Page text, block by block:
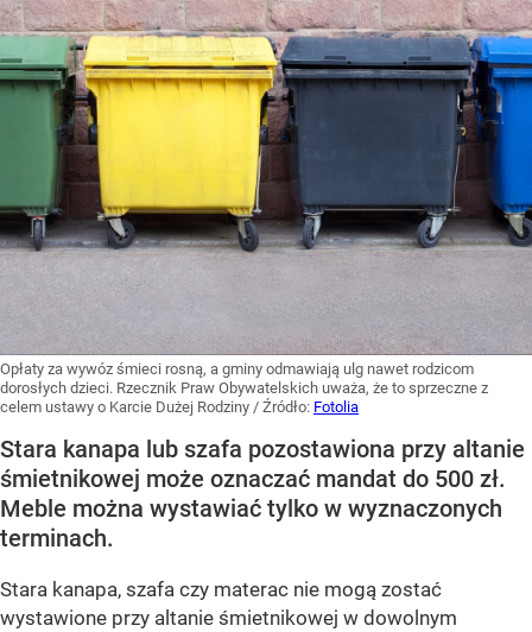
Opłaty za wywóz śmieci rosną, a gminy odmawiają ulg nawet rodzicom
dorosłych dzieci. Rzecznik Praw Obywatelskich uważa, że to sprzeczne z
celem ustawy o Karcie Dużej Rodziny / Źródło: Fotolia
Stara kanapa lub szafa pozostawiona przy altanie
śmietnikowej może oznaczać mandat do 500 zł.
Meble można wystawiać tylko w wyznaczonych
terminach.
Stara kanapa, szafa czy materac nie mogą zostać
wystawione przy altanie śmietnikowej w dowolnym